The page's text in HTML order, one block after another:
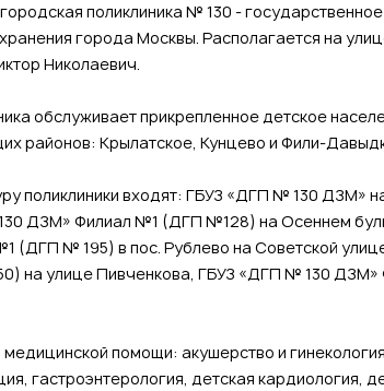
поликлиника № 130 -
города Москвы. Располагается на
Николаевич.
обслуживает прикрепленное детское
районов: Крылатское, Кунцево и Фили-
поликлиники входят: ГБУЗ «ДГП № 130 ДЗМ»
ДЗМ» Филиал №1 (ДГП №128) на Осеннем
(ДГП № 195) в пос. Рублево на Советской
на улице Пивченкова, ГБУЗ «ДГП № 130
помощи: акушерство и
гастроэнтерология, детская кардиология,